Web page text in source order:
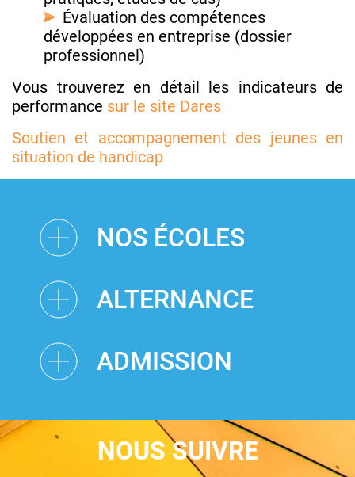
Évaluation des compétences
développées en entreprise (dossier
professionnel)
Vous trouverez en détail les indicateurs de
performance sur le site Dares
Soutien et accompagnement des jeunes en
situation de handicap
NOS ÉCOLES
ALTERNANCE
ADMISSION
NOUS SUIVRE